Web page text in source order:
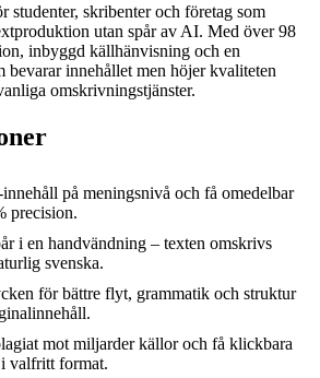
studenter, skribenter och företag som
utan spår av AI. Med över 98
inbyggd källhänvisning och en
bevarar innehållet men höjer kvaliteten
omskrivningstjänster.
på meningsnivå och få omedelbar
precision.
i en handvändning – texten omskrivs
svenska.
för bättre flyt, grammatik och struktur
mot miljarder källor och få klickbara
valfritt format.